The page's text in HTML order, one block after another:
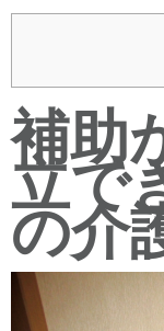
補助
立で
の介